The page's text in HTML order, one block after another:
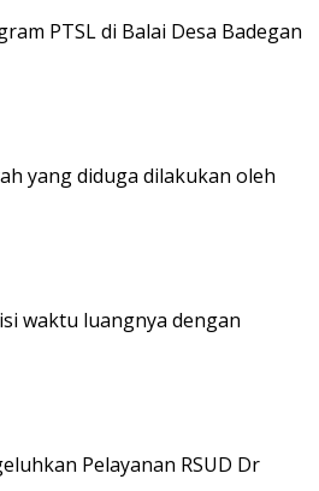
PTSL di Balai Desa Badegan
yang diduga dilakukan oleh
waktu luangnya dengan
Pelayanan RSUD Dr